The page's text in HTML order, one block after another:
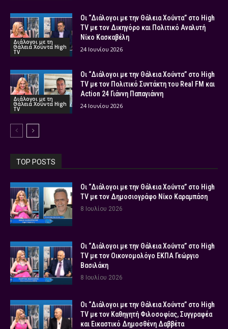
Διάλογοι με τη
Θάλεια Χούντα High
TV
Οι “Διάλογοι με την Θάλεια Χούντα” στο High
TV με τον Δικηγόρο και Πολιτικό Αναλυτή
Νίκο Κασκαβέλη
24 Ιουνίου 2026
Διάλογοι με τη
Θάλεια Χούντα High
TV
Οι “Διάλογοι με την Θάλεια Χούντα” στο High
TV με τον Πολιτικό Συντάκτη του Real FM και
Action 24 Γιάννη Παπαγιάννη
24 Ιουνίου 2026
TOP POSTS
Οι “Διάλογοι με την Θάλεια Χούντα” στο High
TV με τον Δημοσιογράφο Νίκο Καραμπάση
8 Ιουλίου 2026
Οι “Διάλογοι με την Θάλεια Χούντα” στο High
TV με τον Οικονομολόγο ΕΚΠΑ Γεώργιο
Βασιλάκη
8 Ιουλίου 2026
Οι “Διάλογοι με την Θάλεια Χούντα” στο High
TV με τον Καθηγητή Φιλοσοφίας, Συγγραφέα
και Εικαστικό Δημοσθένη Δαββέτα